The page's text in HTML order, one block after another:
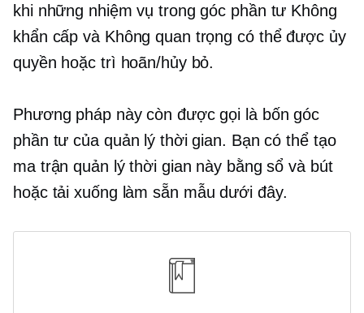
khi những nhiệm vụ trong góc phần tư Không
khẩn cấp và Không quan trọng có thể được ủy
quyền hoặc trì hoãn/hủy bỏ.
Phương pháp này còn được gọi là bốn góc
phần tư của quản lý thời gian. Bạn có thể tạo
ma trận quản lý thời gian này bằng sổ và bút
hoặc tải xuống làm sẵn mẫu dưới đây.